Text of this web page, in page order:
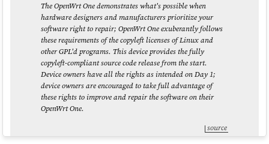
The OpenWrt One demonstrates what's possible when
hardware designers and manufacturers prioritize your
software right to repair; OpenWrt One exuberantly follows
these requirements of the copyleft licenses of Linux and
other GPL'd programs. This device provides the fully
copyleft-compliant source code release from the start.
Device owners have all the rights as intended on Day 1;
device owners are encouraged to take full advantage of
these rights to improve and repair the software on their
OpenWrt One.
source